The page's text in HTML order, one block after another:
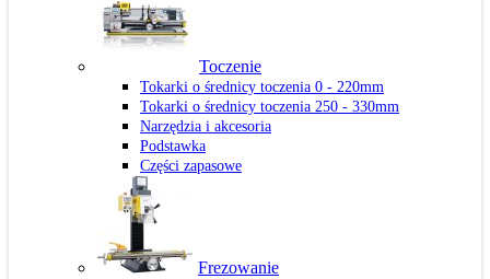
Toczenie
Tokarki o średnicy toczenia 0 - 220mm
Tokarki o średnicy toczenia 250 - 330mm
Narzędzia i akcesoria
Podstawka
Części zapasowe
Frezowanie